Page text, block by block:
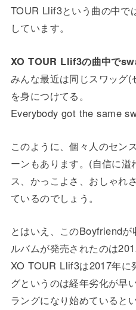
TOUR Llif3という曲の中で
しています。
XO TOUR Llif3の曲中で
みんな最近は同じスワッグ
を身につけてる。
Everybody got the same
このように、個々人のセン
ーンもあります。(自信に
ス、かっこよさ、おしゃれ
ているのでしょう。
とはいえ、このBoyfriend
ルバムが発売されたのは
XO TOUR Llif3は2017年に
グというのは経年劣化が早
ラングになり始めていると